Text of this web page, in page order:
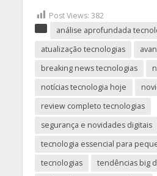
Post Views: 382
análise aprofundada
atualização tecnologias
breaking news tecnologias
notícias tecnologia hoje
review completo tecnologias
segurança e novidades digitais
tecnologia essencial para
tecnologias
tendências big